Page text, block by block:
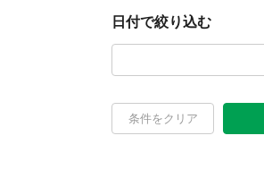
日付で絞り込む
条件をクリア